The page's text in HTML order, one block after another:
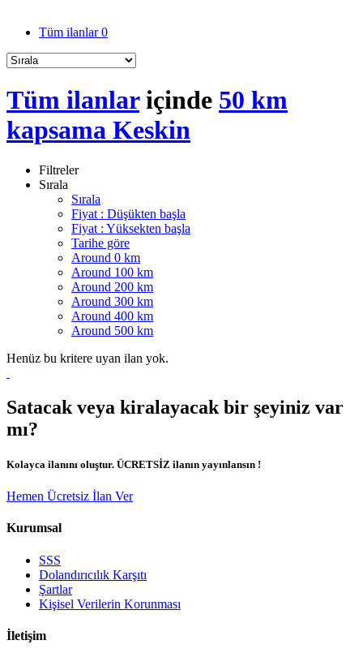
Tüm ilanlar0
Tüm ilanlariçinde 50 km
kapsama Keskin
Filtreler
Sırala
Sırala
Fiyat : Düşükten başla
Fiyat : Yüksekten başla
Tarihe göre
Around 0 km
Around 100 km
Around 200 km
Around 300 km
Around 400 km
Around 500 km
Henüz bu kritere uyan ilan yok.
Satacak veya kiralayacak bir şeyiniz var
mı?
Kolayca ilanını oluştur. ÜCRETSİZ ilanın yayınlansın !
Hemen Ücretsiz İlan Ver
Kurumsal
SSS
Dolandırıcılık Karşıtı
Şartlar
Kişisel Verilerin Korunması
İletişim